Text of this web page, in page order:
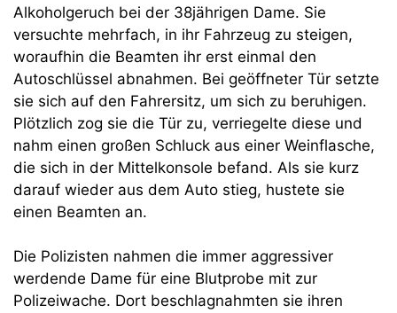
Alkoholgeruch bei der 38jährigen Dame. Sie
versuchte mehrfach, in ihr Fahrzeug zu steigen,
woraufhin die Beamten ihr erst einmal den
Autoschlüssel abnahmen. Bei geöffneter Tür setzte
sie sich auf den Fahrersitz, um sich zu beruhigen.
Plötzlich zog sie die Tür zu, verriegelte diese und
nahm einen großen Schluck aus einer Weinflasche,
die sich in der Mittelkonsole befand. Als sie kurz
darauf wieder aus dem Auto stieg, hustete sie
einen Beamten an.
Die Polizisten nahmen die immer aggressiver
werdende Dame für eine Blutprobe mit zur
Polizeiwache. Dort beschlagnahmten sie ihren